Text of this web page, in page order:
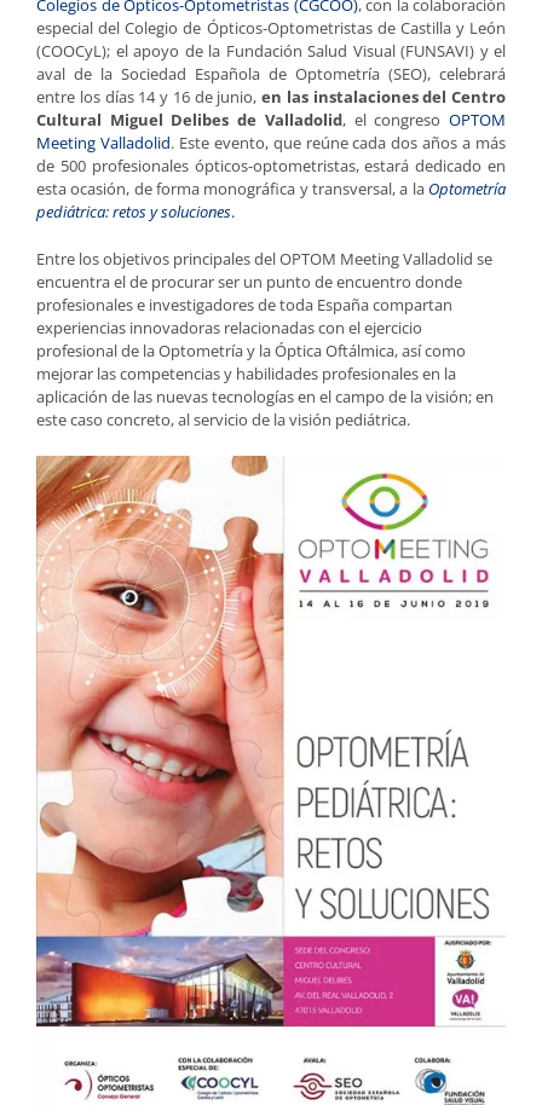
Colegios de Ópticos-Optometristas (CGCOO), con la colaboración
especial del Colegio de Ópticos-Optometristas de Castilla y León
(COOCyL); el apoyo de la Fundación Salud Visual (FUNSAVI) y el
aval de la Sociedad Española de Optometría (SEO), celebrará
entre los días 14 y 16 de junio, en las instalaciones del Centro
Cultural Miguel Delibes de Valladolid, el congresoOPTOM
Meeting Valladolid. Este evento, que reúne cada dos años a más
de 500 profesionales ópticos-optometristas, estará dedicado en
esta ocasión, de forma monográfica y transversal, a la Optometría
pediátrica: retos y soluciones.
Entre los objetivos principales del OPTOM Meeting Valladolid se
encuentra el de procurar ser un punto de encuentro donde
profesionales e investigadores de toda España compartan
experiencias innovadoras relacionadas con el ejercicio
profesional de la Optometría y la Óptica Oftálmica, así como
mejorar las competencias y habilidades profesionales en la
aplicación de las nuevas tecnologías en el campo de la visión; en
este caso concreto, al servicio de la visión pediátrica.